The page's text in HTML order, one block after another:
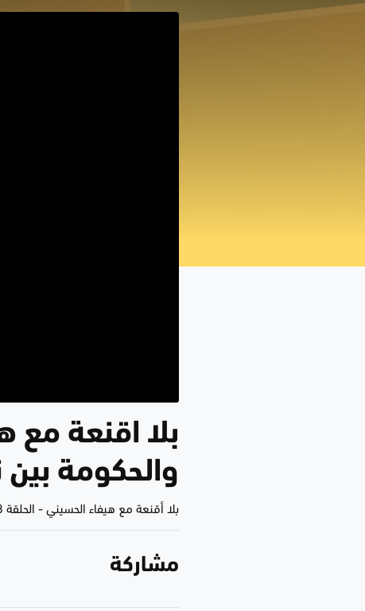
بلا اقنعة مع
والحكومة
بلا أقنعة مع هيفاء الحسيني- الحلقة 88
مشاركة